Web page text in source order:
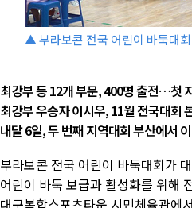
▲ 부라보콘 전국 어린이 바둑대
최강부 등 12개 부문, 400명 출전…첫
최강부 우승자 이시우, 11월 전국대회
내달 6일, 두 번째 지역대회 부산에서
부라보콘 전국 어린이 바둑대회가
어린이 바둑 보급과 활성화를 위해
대구복합스포츠타운 시민체육관에